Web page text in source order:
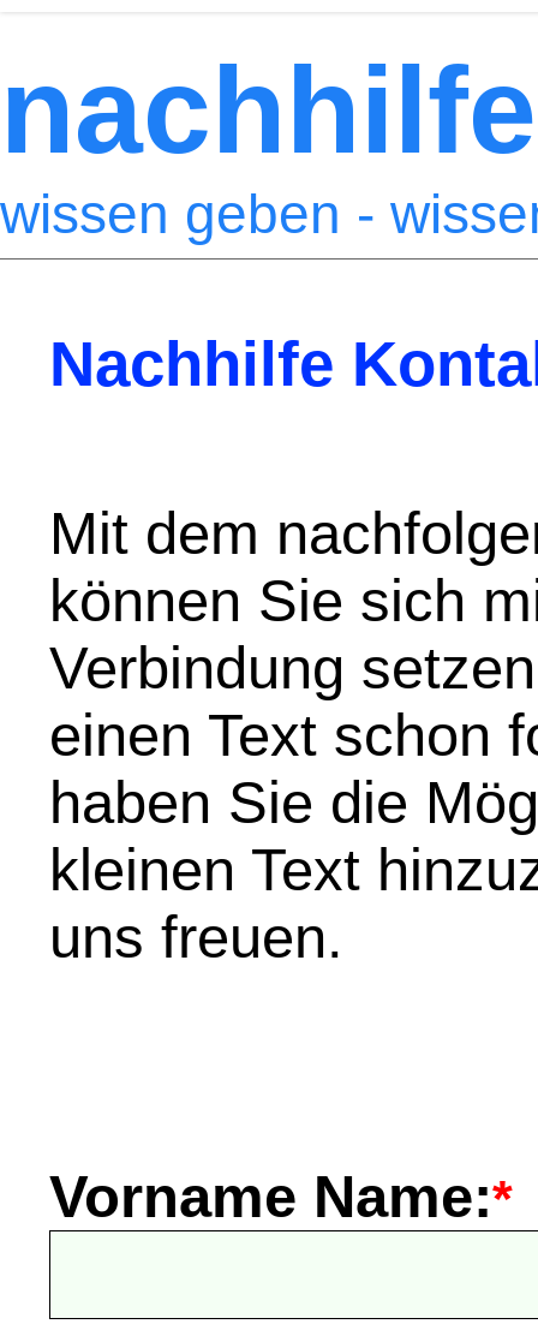
wissen geben -
Nachhilfe
Mit dem
können Sie sich
Verbindung
einen Text schon
haben Sie die
kleinen Text
uns freuen.
Vorname Name:*